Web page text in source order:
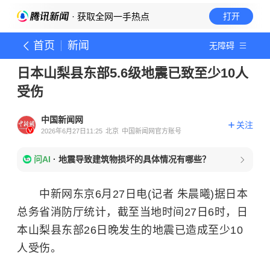
· 获取全网一手热点 打开
首页 新闻 无障碍
日本山梨县东部5.6级地震已致至少10人
受伤
中国新闻网
2026年6月27日11:25 北京 中国新闻网官方账号
关注
问AI · 地震导致建筑物损坏的具体情况有哪些？
中新网东京6月27日电(记者 朱晨曦)据日本
总务省消防厅统计，截至当地时间27日6时，日
本山梨县东部26日晚发生的地震已造成至少10
人受伤。